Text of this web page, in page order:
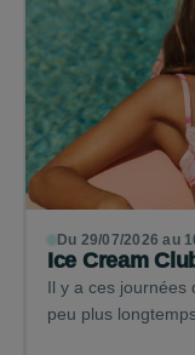
Du 29/07/2026 au
Ice Cream
Il y a ces journées
peu plus